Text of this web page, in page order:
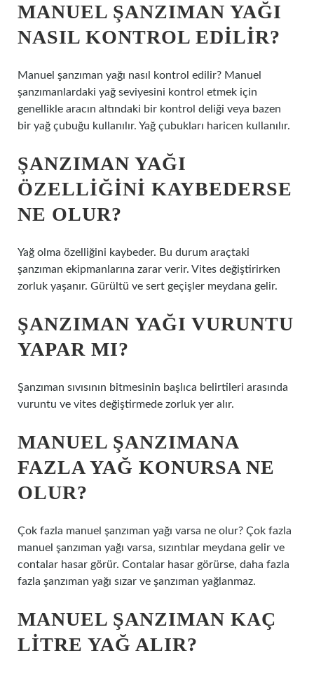
MANUEL ŞANZIMAN YAĞI
NASIL KONTROL EDILIR?
Manuel şanzıman yağı nasıl kontrol edilir? Manuel
şanzımanlardaki yağ seviyesini kontrol etmek için
genellikle aracın altındaki bir kontrol deliği veya bazen
bir yağ çubuğu kullanılır. Yağ çubukları haricen kullanılır.
ŞANZIMAN YAĞI
ÖZELLIĞINI KAYBEDERSE
NE OLUR?
Yağ olma özelliğini kaybeder. Bu durum araçtaki
şanzıman ekipmanlarına zarar verir. Vites değiştirirken
zorluk yaşanır. Gürültü ve sert geçişler meydana gelir.
ŞANZIMAN YAĞI VURUNTU
YAPAR MI?
Şanzıman sıvısının bitmesinin başlıca belirtileri arasında
vuruntu ve vites değiştirmede zorluk yer alır.
MANUEL ŞANZIMANA
FAZLA YAĞ KONURSA NE
OLUR?
Çok fazla manuel şanzıman yağı varsa ne olur? Çok fazla
manuel şanzıman yağı varsa, sızıntılar meydana gelir ve
contalar hasar görür. Contalar hasar görürse, daha fazla
fazla şanzıman yağı sızar ve şanzıman yağlanmaz.
MANUEL ŞANZIMAN KAÇ
LITRE YAĞ ALIR?